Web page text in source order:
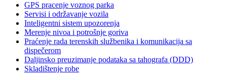
GPS pracenje voznog parka
Servisi i održavanje vozila
Inteligentni sistem upozorenja
Merenje nivoa i potrošnje goriva
Praćenje rada terenskih službenika i komunikacija sa
dispečerom
Daljinsko preuzimanje podataka sa tahografa (DDD)
Skladištenje robe